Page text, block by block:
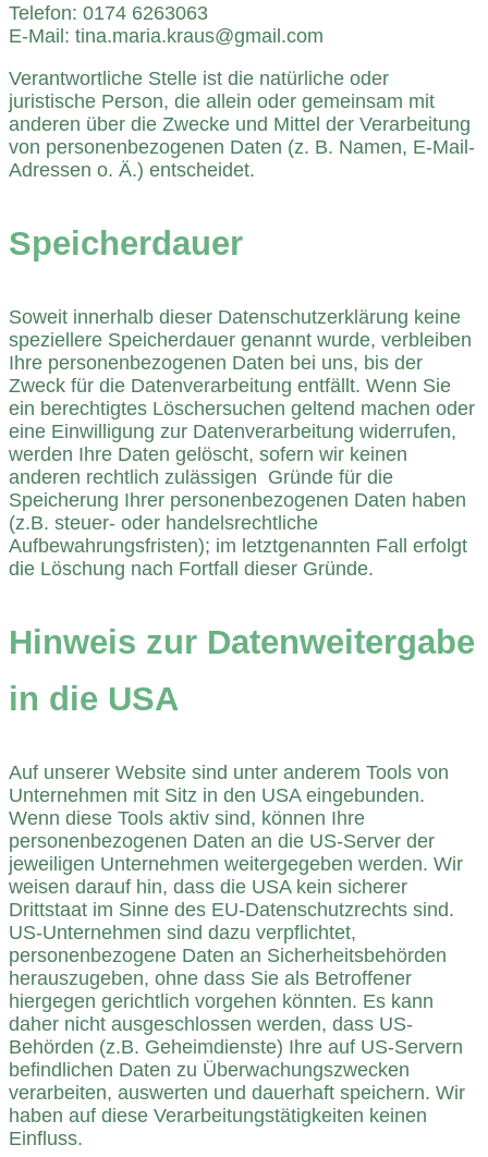
Telefon: 0174 6263063
E-Mail: tina.maria.kraus@gmail.com
Verantwortliche Stelle ist die natürliche oder
juristische Person, die allein oder gemeinsam mit
anderen über die Zwecke und Mittel der Verarbeitung
von personenbezogenen Daten (z. B. Namen, E-Mail-
Adressen o. Ä.) entscheidet.
Speicherdauer
Soweit innerhalb dieser Datenschutzerklärung keine
speziellere Speicherdauer genannt wurde, verbleiben
Ihre personenbezogenen Daten bei uns, bis der
Zweck für die Datenverarbeitung entfällt. Wenn Sie
ein berechtigtes Löschersuchen geltend machen oder
eine Einwilligung zur Datenverarbeitung widerrufen,
werden Ihre Daten gelöscht, sofern wir keinen
anderen rechtlich zulässigen Gründe für die
Speicherung Ihrer personenbezogenen Daten haben
(z.B. steuer- oder handelsrechtliche
Aufbewahrungsfristen); im letztgenannten Fall erfolgt
die Löschung nach Fortfall dieser Gründe.
Hinweis zur Datenweitergabe
in die USA
Auf unserer Website sind unter anderem Tools von
Unternehmen mit Sitz in den USA eingebunden.
Wenn diese Tools aktiv sind, können Ihre
personenbezogenen Daten an die US-Server der
jeweiligen Unternehmen weitergegeben werden. Wir
weisen darauf hin, dass die USA kein sicherer
Drittstaat im Sinne des EU-Datenschutzrechts sind.
US-Unternehmen sind dazu verpflichtet,
personenbezogene Daten an Sicherheitsbehörden
herauszugeben, ohne dass Sie als Betroffener
hiergegen gerichtlich vorgehen könnten. Es kann
daher nicht ausgeschlossen werden, dass US-
Behörden (z.B. Geheimdienste) Ihre auf US-Servern
befindlichen Daten zu Überwachungszwecken
verarbeiten, auswerten und dauerhaft speichern. Wir
haben auf diese Verarbeitungstätigkeiten keinen
Einfluss.